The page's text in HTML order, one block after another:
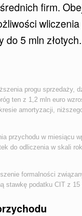
firm.
5 mln złotych.
progu sprzedaży,
ten z 1,2 mln euro
amortyzacji,
przychodu w miesiącu
do odliczenia w skali
formalności
stawkę podatku CIT z